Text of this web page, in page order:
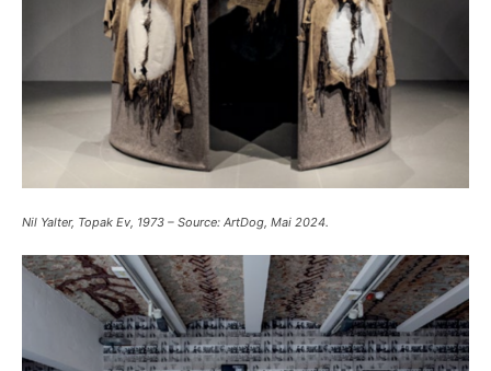
Nil Yalter, Topak Ev, 1973 – Source: ArtDog, Mai 2024.